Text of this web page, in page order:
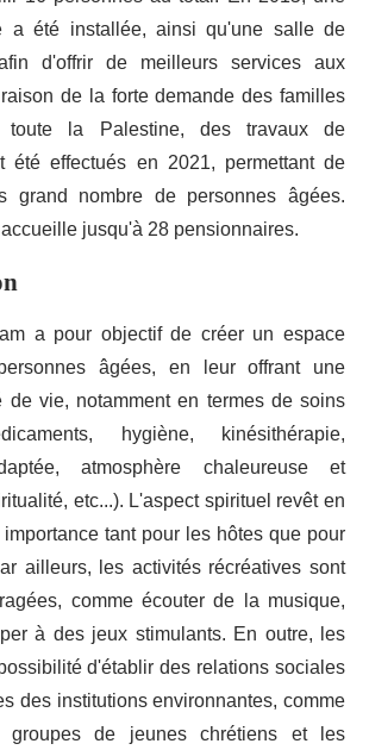
a été installée, ainsi qu'une salle de
d'offrir de meilleurs services aux
de la forte demande des familles
toute la Palestine, des travaux de
été effectués en 2021, permettant de
grand nombre de personnes âgées.
jusqu'à 28 pensionnaires.
a pour objectif de créer un espace
âgées, en leur offrant une
vie, notamment en termes de soins
hygiène, kinésithérapie,
atmosphère chaleureuse et
etc...). L'aspect spirituel revêt en
tant pour les hôtes que pour
ailleurs, les activités récréatives sont
comme écouter de la musique,
à des jeux stimulants. En outre, les
d'établir des relations sociales
des institutions environnantes, comme
de jeunes chrétiens et les